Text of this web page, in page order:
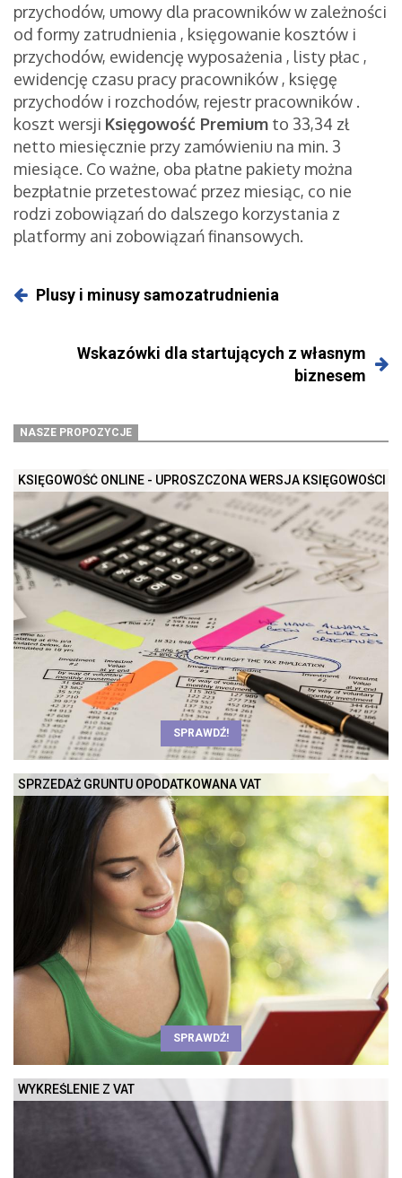
przychodów, umowy dla pracowników w zależności
od formy zatrudnienia , księgowanie kosztów i
przychodów, ewidencję wyposażenia , listy płac ,
ewidencję czasu pracy pracowników , księgę
przychodów i rozchodów, rejestr pracowników .
koszt wersji Księgowość Premium to 33,34 zł
netto miesięcznie przy zamówieniu na min. 3
miesiące. Co ważne, oba płatne pakiety można
bezpłatnie przetestować przez miesiąc, co nie
rodzi zobowiązań do dalszego korzystania z
platformy ani zobowiązań finansowych.
Plusy i minusy samozatrudnienia
Wskazówki dla startujących z własnym
biznesem
NASZE PROPOZYCJE
KSIĘGOWOŚĆ ONLINE - UPROSZCZONA WERSJA KSIĘGOWOŚCI
SPRAWDŹ!
SPRZEDAŻ GRUNTU OPODATKOWANA VAT
SPRAWDŹ!
WYKREŚLENIE Z VAT